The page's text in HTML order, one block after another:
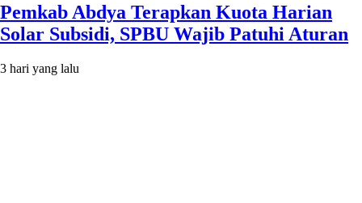
Pemkab Abdya Terapkan Kuota Harian
Solar Subsidi, SPBU Wajib Patuhi Aturan
3 hari yang lalu